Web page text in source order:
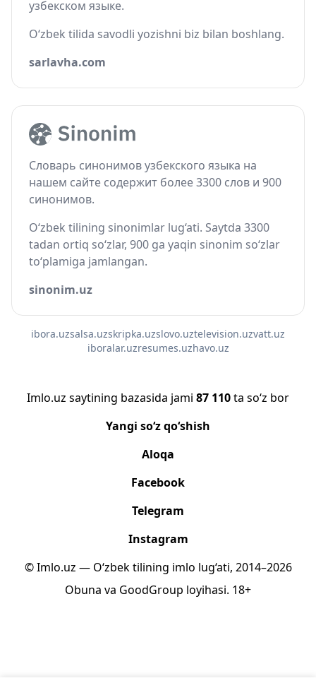
узбекском языке.
O‘zbek tilida savodli yozishni biz bilan boshlang.
sarlavha.com
Словарь синонимов узбекского языка на
нашем сайте содержит более 3300 слов и 900
синонимов.
O‘zbek tilining sinonimlar lug‘ati. Saytda 3300
tadan ortiq so‘zlar, 900 ga yaqin sinonim so‘zlar
to‘plamiga jamlangan.
sinonim.uz
ibora.uzsalsa.uzskripka.uzslovo.uztelevision.uzvatt.uz
iboralar.uzresumes.uzhavo.uz
Imlo.uz saytining bazasida jami 87 110ta so‘z bor
Yangi so‘z qo‘shish
Aloqa
Facebook
Telegram
Instagram
© Imlo.uz — O‘zbek tilining imlo lug‘ati, 2014–2026
Obuna va GoodGroup loyihasi. 18+